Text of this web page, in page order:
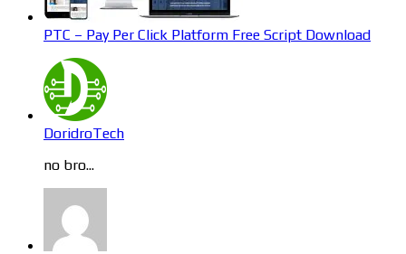
PTC – Pay Per Click Platform Free Script Download
DoridroTech
no bro...